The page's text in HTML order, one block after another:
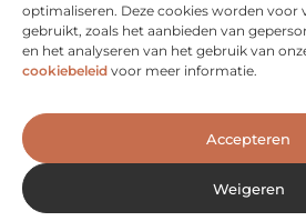
optimaliseren. Deze cookies worden voor
gebruikt, zoals het aanbieden van
en het analyseren van het gebruik van
cookiebeleid voor meer informatie.
Accepteren
Weigeren
Hoe bedrukt u een emmer met
Het bedrukken van een emmer met
het makkelijkste werk. Sommige
door middel van